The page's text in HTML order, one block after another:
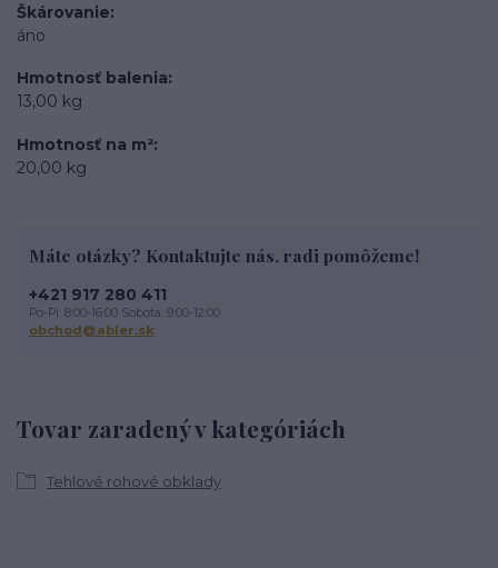
Škárovanie
áno
Hmotnosť balenia
13,00 kg
Hmotnosť na m²
20,00 kg
Tovar zaradený v kategóriách
Tehlové rohové obklady
Máte otázky? Kontaktujte nás, radi pomôžeme!
+421 917 280 411
Po-Pi: 8:00-16:00 Sobota: 9:00-12:00
obchod@abler.sk